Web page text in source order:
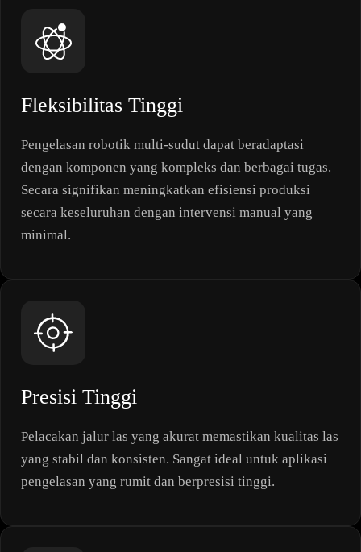
Fleksibilitas Tinggi
Pengelasan robotik multi-sudut dapat beradaptasi
dengan komponen yang kompleks dan berbagai tugas.
Secara signifikan meningkatkan efisiensi produksi
secara keseluruhan dengan intervensi manual yang
minimal.
Presisi Tinggi
Pelacakan jalur las yang akurat memastikan kualitas las
yang stabil dan konsisten. Sangat ideal untuk aplikasi
pengelasan yang rumit dan berpresisi tinggi.